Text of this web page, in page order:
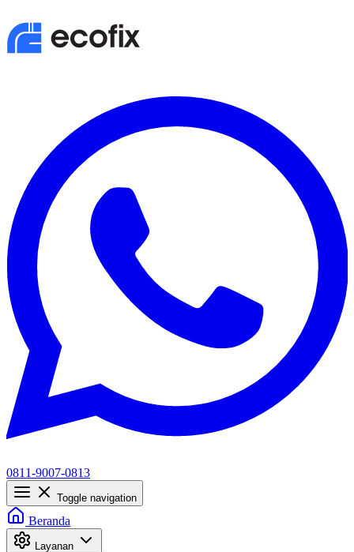
0811-9007-0813
Toggle navigation
Beranda
Layanan